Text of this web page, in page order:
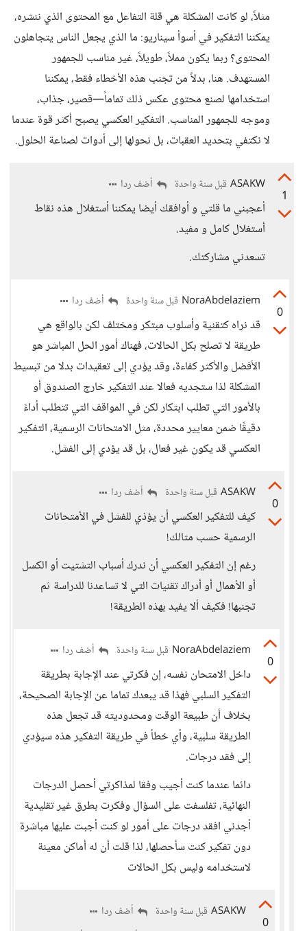
مثلاً، لو كانت المشكلة هي قلة التفاعل مع المحتوى الذي ننشره،
يمكننا التفكير في أسوأ سيناريو: ما الذي يجعل الناس يتجاهلون
المحتوى؟ ربما يكون مملاً، طويلاً، غير مناسب للجمهور
المستهدف. هنا، بدلاً من تجنب هذه الأخطاء فقط، يمكننا
استخدامها لصنع محتوى عكس ذلك تماماً—قصير، جذاب،
وموجه للجمهور المناسب. التفكير العكسي يصبح أكثر قوة عندما
لا نكتفي بتحديد العقبات، بل نحولها إلى أدوات لصناعة الحلول.
1
ASAKW قبل سنة واحدة أضف ردا
أعجبني ما قلتي و أوافقك أيضا يمكننا أستغلال هذه نقاط
أستغلال كامل و مفيد.
تسعدني مشاركتك.
0
NoraAbdelaziem قبل سنة واحدة أضف ردا
قد نراه كتقنية وأسلوب مبتكر ومختلف لكن بالواقع هي
طريقة لا تصلح بكل الحالات، فهناك أمور الحل المباشر هو
الأفضل والأكثر كفاءة، وقد يؤدي إلى تعقيدات بدلا من تبسيط
المشكلة لذا ستجديه فعالا عند التفكير خارج الصندوق أو
بالأمور التي تطلب ابتكار لكن في المواقف التي تتطلب أداءً
دقيقًا ضمن معايير محددة، مثل الامتحانات الرسمية، التفكير
العكسي قد يكون غير فعال، بل قد يؤدي إلى الفشل.
0
ASAKW قبل سنة واحدة أضف ردا
كيف للتفكير العكسي أن يؤذي للفشل في الأمتحانات
الرسمية حسب مثالك!
رغم إن التفكير العكسي أن ندرك أسباب التشتيت أو الكسل
أو الأهمال أو أدراك تقنيات التي لا تساعدنا للدراسة ثم
تجنبها! فكيف ألا يفيد بهذه الطريقة!
0
NoraAbdelaziem قبل سنة واحدة أضف ردا
داخل الامتحان نفسه، إن فكرتي عند الإجابة بطريقة
التفكير السلبي فهذا قد يبعدك تماما عن الإجابة الصحيحة،
بخلاف أن طبيعة الوقت ومحدوديته قد تجعل هذه
الطريقة سلبية، وأي خطأ في طريقة التفكير هذه سيؤدي
إلى فقد درجات.
دائما عندما كنت أجيب وفقا لمذاكرتي أحصل الدرجات
النهائية، تفلسفت على السؤال وفكرت بطرق غير تقليدية
أجدني افقد درجات على أمور لو كنت أجبت عليها مباشرة
دون تفكير كنت سأحصلها، لذا قلت أن له أماكن معينة
لاستخدامه وليس بكل الحالات
0
ASAKW قبل سنة واحدة أضف ردا